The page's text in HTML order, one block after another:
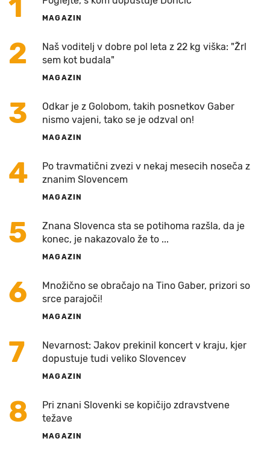
MAGAZIN
2
Naš voditelj v dobre pol leta z 22 kg viška: "Žrl
sem kot budala"
MAGAZIN
3
Odkar je z Golobom, takih posnetkov Gaber
nismo vajeni, tako se je odzval on!
MAGAZIN
4
Po travmatični zvezi v nekaj mesecih noseča z
znanim Slovencem
MAGAZIN
5
Znana Slovenca sta se potihoma razšla, da je
konec, je nakazovalo že to ...
MAGAZIN
6
Množično se obračajo na Tino Gaber, prizori so
srce parajoči!
MAGAZIN
7
Nevarnost: Jakov prekinil koncert v kraju, kjer
dopustuje tudi veliko Slovencev
MAGAZIN
8
Pri znani Slovenki se kopičijo zdravstvene
težave
MAGAZIN